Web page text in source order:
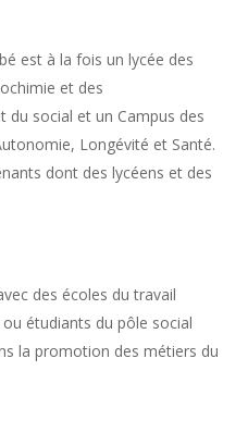
est à la fois un lycée des
et des
du social et un Campus des
Longévité et Santé.
dont des lycéens et des
des écoles du travail
étudiants du pôle social
la promotion des métiers du